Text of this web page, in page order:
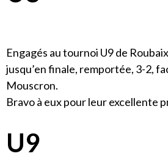
Engagés au tournoi U9 de
jusqu’en finale, remportée, 3-2,
Mouscron.
Bravo à eux pour leur excellente
U9